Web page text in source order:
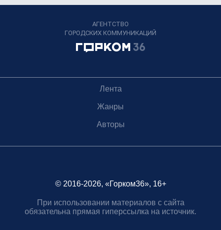
АГЕНТСТВО
ГОРОДСКИХ КОММУНИКАЦИЙ
Лента
Жанры
Авторы
© 2016-2026, «Горком36», 16+
При использовании материалов с сайта
обязательна прямая гиперссылка на источник.